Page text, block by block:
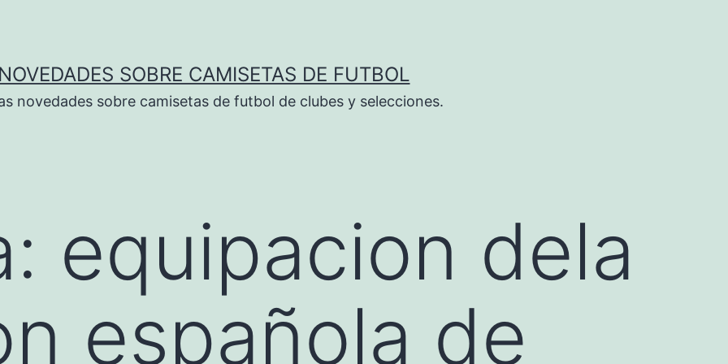
SOBRE CAMISETAS DE FUTBOL
novedades sobre camisetas de futbol de clubes y selecciones.
equipacion dela
española de